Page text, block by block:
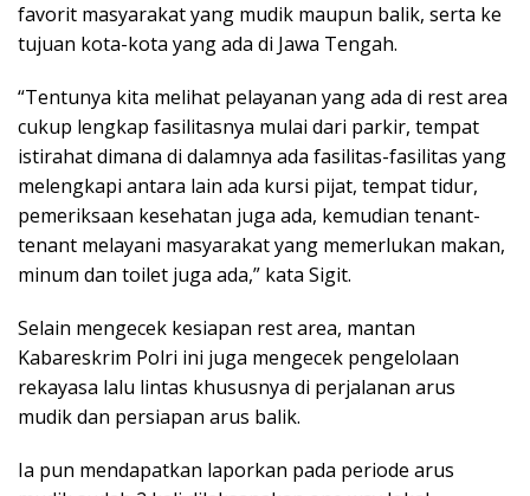
favorit masyarakat yang mudik maupun balik, serta ke
tujuan kota-kota yang ada di Jawa Tengah.
“Tentunya kita melihat pelayanan yang ada di rest area
cukup lengkap fasilitasnya mulai dari parkir, tempat
istirahat dimana di dalamnya ada fasilitas-fasilitas yang
melengkapi antara lain ada kursi pijat, tempat tidur,
pemeriksaan kesehatan juga ada, kemudian tenant-
tenant melayani masyarakat yang memerlukan makan,
minum dan toilet juga ada,” kata Sigit.
Selain mengecek kesiapan rest area, mantan
Kabareskrim Polri ini juga mengecek pengelolaan
rekayasa lalu lintas khususnya di perjalanan arus
mudik dan persiapan arus balik.
Ia pun mendapatkan laporkan pada periode arus